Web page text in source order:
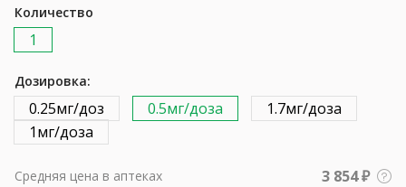
Количество
1
Дозировка:
0.25мг/доз 0.5мг/доза
1.7мг/доза
1мг/доза
Средняя цена в аптеках 3 854 ₽